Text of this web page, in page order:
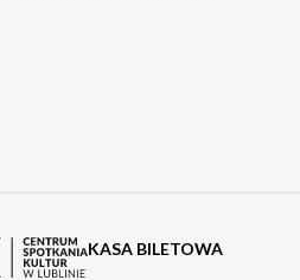
KASA BILETOWA